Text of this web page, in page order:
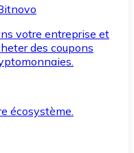
votre entreprise et
des coupons
écosystème.